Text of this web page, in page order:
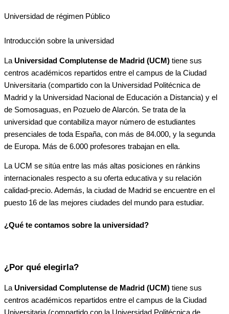
Universidad de régimen Público
Introducción sobre la universidad
La Universidad Complutense de Madrid (UCM) tiene sus
centros académicos repartidos entre el campus de la Ciudad
Universitaria (compartido con la Universidad Politécnica de
Madrid y la Universidad Nacional de Educación a Distancia) y el
de Somosaguas, en Pozuelo de Alarcón. Se trata de la
universidad que contabiliza mayor número de estudiantes
presenciales de toda España, con más de 84.000, y la segunda
de Europa. Más de 6.000 profesores trabajan en ella.
La UCM se sitúa entre las más altas posiciones en ránkins
internacionales respecto a su oferta educativa y su relación
calidad-precio. Además, la ciudad de Madrid se encuentre en el
puesto 16 de las mejores ciudades del mundo para estudiar.
¿Qué te contamos sobre la universidad?
¿Por qué elegirla?
La Universidad Complutense de Madrid (UCM) tiene sus
centros académicos repartidos entre el campus de la Ciudad